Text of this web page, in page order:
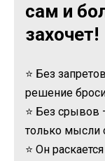
сам и
захочет!
⭐ Без
решение
⭐ Без срывов
только мысли
⭐ Он